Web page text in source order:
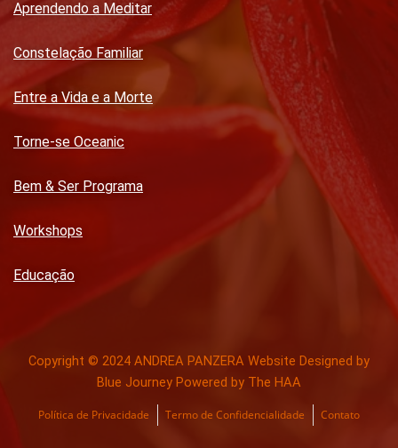
Aprendendo a Meditar
Constelação Familiar
Entre a Vida e a Morte
Torne-se Oceanic
Bem & Ser Programa
Workshops
Educação
Copyright © 2024 ANDREA PANZERA Website Designed by
Blue Journey Powered by The HAA
Política de Privacidade Termo de Confidencialidade Contato